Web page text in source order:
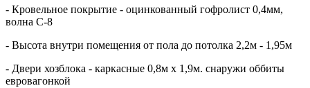
- Кровельное покрытие - оцинкованный гофролист 0,4мм,
волна С-8
- Высота внутри помещения от пола до потолка 2,2м - 1,95м
- Двери хозблока - каркасные 0,8м х 1,9м. снаружи оббиты
евровагонкой